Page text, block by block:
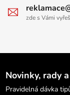
zde s Vámi
Novinky, rady
Pravidelná dávka